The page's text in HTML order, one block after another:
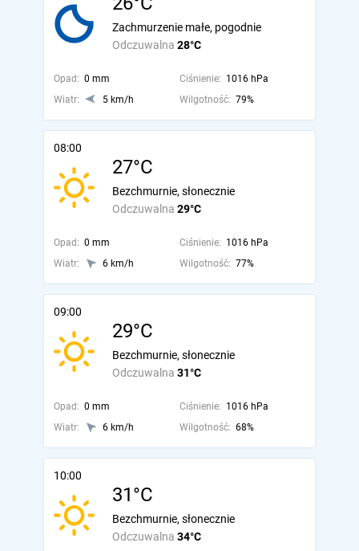
Odczuwalna 28°C
Zachmurzenie małe, pogodnie
Opad: 0 mm Ciśnienie: 1016 hPa
Wiatr:
5 km/h Wilgotność: 79%
08:00
27°C
Odczuwalna 29°C
Bezchmurnie, słonecznie
Opad: 0 mm Ciśnienie: 1016 hPa
Wiatr:
6 km/h Wilgotność: 77%
09:00
29°C
Odczuwalna 31°C
Bezchmurnie, słonecznie
Opad: 0 mm Ciśnienie: 1016 hPa
Wiatr:
6 km/h Wilgotność: 68%
10:00
31°C
Odczuwalna 34°C
Bezchmurnie, słonecznie